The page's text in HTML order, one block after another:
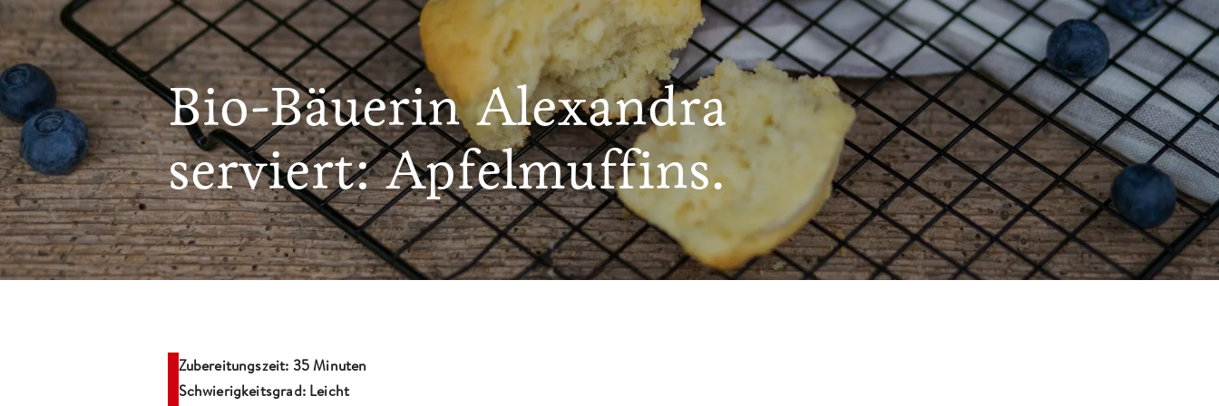
Bio-Bäuerin Alexandra
serviert: Apfelmuffins.
Zubereitungszeit: 35 Minuten
Schwierigkeitsgrad: Leicht